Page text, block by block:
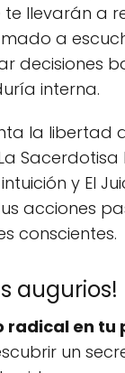
te llevarán a
a
decisiones
interna.
la libertad
y El
acciones
conscientes.
augurios!
radical en tu
un